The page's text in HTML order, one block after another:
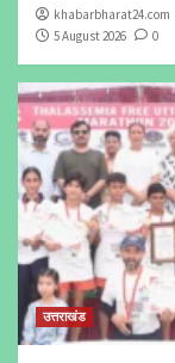
khabarbharat24.com
5 August 2026
0
उत्तराखंड